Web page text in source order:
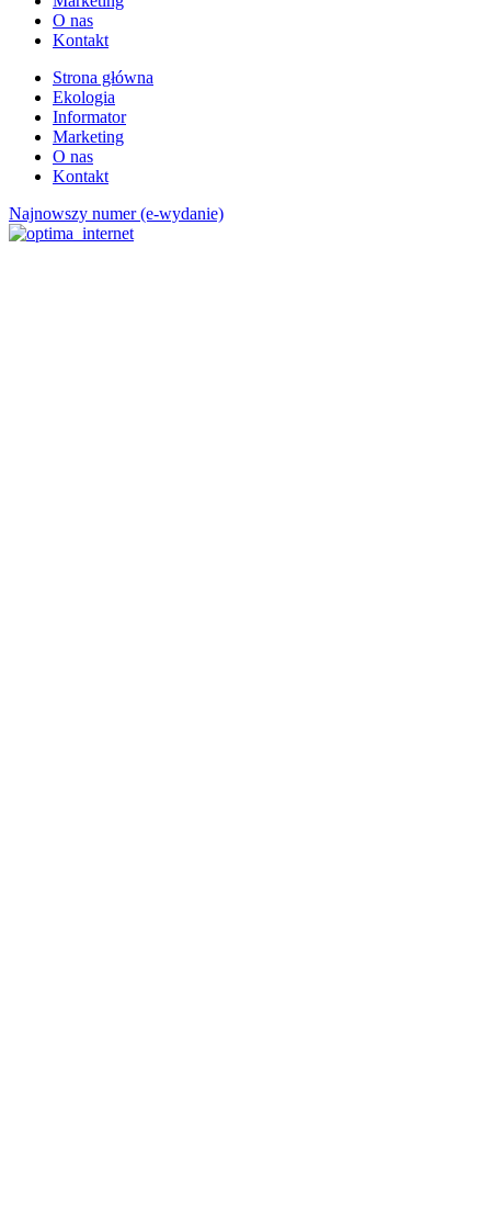
O nas
Kontakt
Strona główna
Ekologia
Informator
Marketing
O nas
Kontakt
Najnowszy numer (e-wydanie)